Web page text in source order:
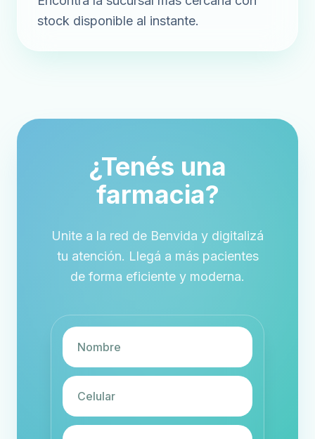
stock disponible al instante.
¿Tenés una
farmacia?
Unite a la red de Benvida y digitalizá
tu atención. Llegá a más pacientes
de forma eficiente y moderna.